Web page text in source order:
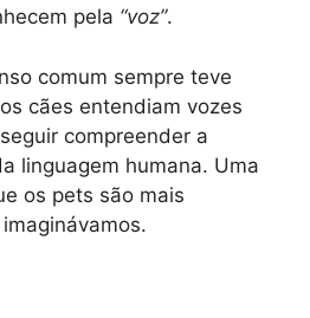
pela “voz”.
comum sempre teve
cães entendiam vozes
compreender a
linguagem humana. Uma
os pets são mais